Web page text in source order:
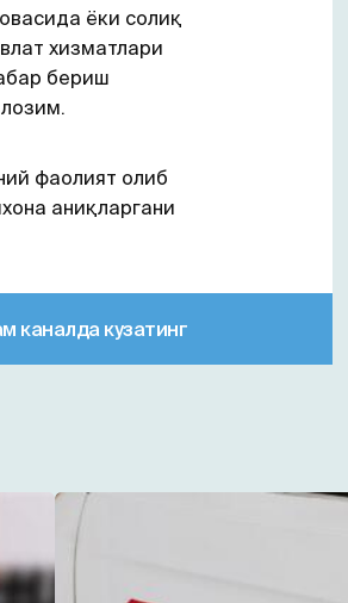
ёки cолиқ
хизматлари
бериш
фаолият олиб
аниқларгани
каналда кузатинг